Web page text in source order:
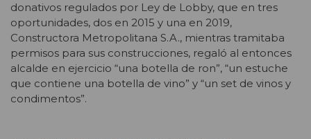
donativos regulados por Ley de Lobby, que en tres
oportunidades, dos en 2015 y una en 2019,
Constructora Metropolitana S.A., mientras tramitaba
permisos para sus construcciones, regaló al entonces
alcalde en ejercicio “una botella de ron”, “un estuche
que contiene una botella de vino” y “un set de vinos y
condimentos”.